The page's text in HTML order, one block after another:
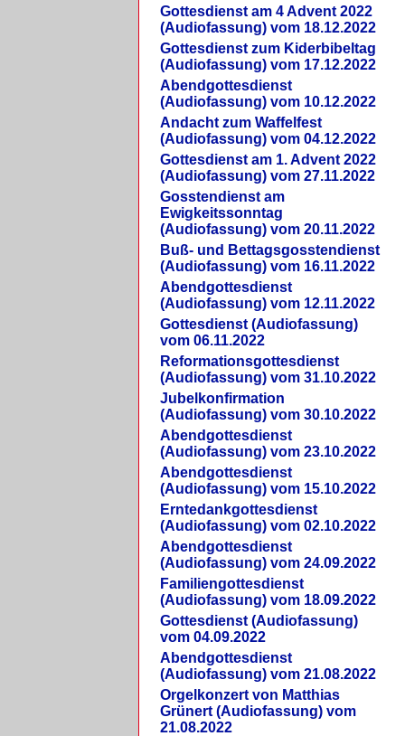
Gottesdienst am 4 Advent 2022
(Audiofassung) vom 18.12.2022
Gottesdienst zum Kiderbibeltag
(Audiofassung) vom 17.12.2022
Abendgottesdienst
(Audiofassung) vom 10.12.2022
Andacht zum Waffelfest
(Audiofassung) vom 04.12.2022
Gottesdienst am 1. Advent 2022
(Audiofassung) vom 27.11.2022
Gosstendienst am
Ewigkeitssonntag
(Audiofassung) vom 20.11.2022
Buß- und Bettagsgosstendienst
(Audiofassung) vom 16.11.2022
Abendgottesdienst
(Audiofassung) vom 12.11.2022
Gottesdienst (Audiofassung)
vom 06.11.2022
Reformationsgottesdienst
(Audiofassung) vom 31.10.2022
Jubelkonfirmation
(Audiofassung) vom 30.10.2022
Abendgottesdienst
(Audiofassung) vom 23.10.2022
Abendgottesdienst
(Audiofassung) vom 15.10.2022
Erntedankgottesdienst
(Audiofassung) vom 02.10.2022
Abendgottesdienst
(Audiofassung) vom 24.09.2022
Familiengottesdienst
(Audiofassung) vom 18.09.2022
Gottesdienst (Audiofassung)
vom 04.09.2022
Abendgottesdienst
(Audiofassung) vom 21.08.2022
Orgelkonzert von Matthias
Grünert (Audiofassung) vom
21.08.2022